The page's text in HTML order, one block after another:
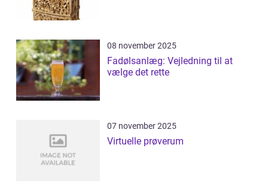
08 november 2025
Fadølsanlæg: Vejledning til at
vælge det rette
07 november 2025
Virtuelle prøverum